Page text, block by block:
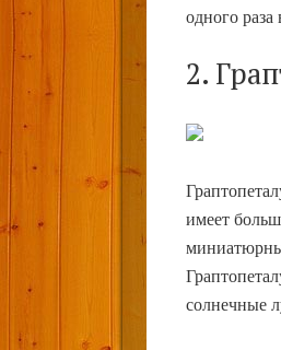
одного раза
2.
имеет
солнечные